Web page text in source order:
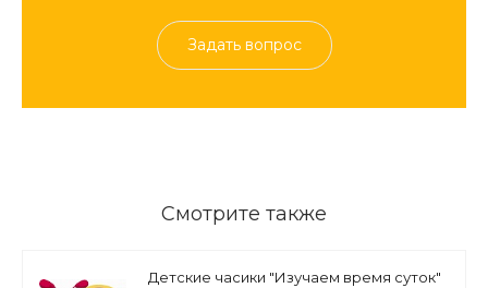
Задать вопрос
Смотрите также
Детские часики "Изучаем время суток"